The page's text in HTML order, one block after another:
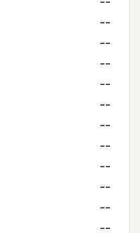
--
--
--
--
--
--
--
--
--
--
--